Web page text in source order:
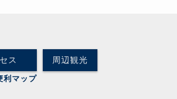
ス
利マップ
周辺観光